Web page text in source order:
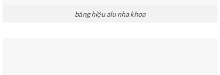
bảng hiệu alu nha khoa